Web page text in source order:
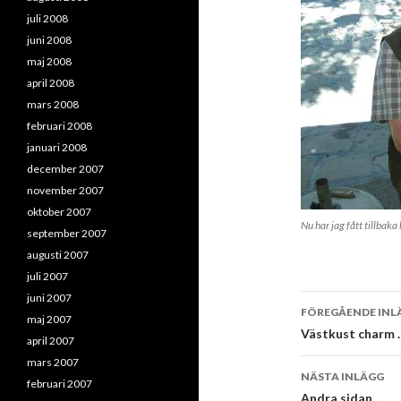
Nu har jag fått tillbaka
FÖREGÅENDE
Västkust charm
NÄSTA INLÄGG
Andra sidan …
juli 2008
juni 2008
maj 2008
april 2008
mars 2008
februari 2008
januari 2008
december 2007
november 2007
oktober 2007
september 2007
augusti 2007
juli 2007
juni 2007
maj 2007
april 2007
mars 2007
februari 2007